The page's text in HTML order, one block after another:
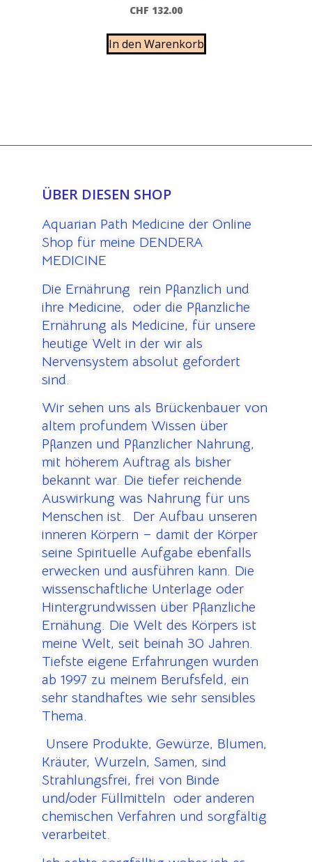
CHF 132.00
In den Warenkorb
ÜBER DIESEN SHOP
Aquarian Path Medicine der Online
Shop für meine DENDERA
MEDICINE
Die Ernährung rein Pflanzlich und
ihre Medicine, oder die Pflanzliche
Ernährung als Medicine, für unsere
heutige Welt in der wir als
Nervensystem absolut gefordert
sind.
Wir sehen uns als Brückenbauer von
altem profundem Wissen über
Pflanzen und Pflanzlicher Nahrung,
mit höherem Auftrag als bisher
bekannt war. Die tiefer reichende
Auswirkung was Nahrung für uns
Menschen ist. Der Aufbau unseren
inneren Körpern – damit der Körper
seine Spirituelle Aufgabe ebenfalls
erwecken und ausführen kann. Die
wissenschaftliche Unterlage oder
Hintergrundwissen über Pflanzliche
Ernähung. Die Welt des Körpers ist
meine Welt, seit beinah 30 Jahren.
Tiefste eigene Erfahrungen wurden
ab 1997 zu meinem Berufsfeld, ein
sehr standhaftes wie sehr sensibles
Thema.
Unsere Produkte, Gewürze, Blumen,
Kräuter, Wurzeln, Samen, sind
Strahlungsfrei, frei von Binde
und/oder Füllmitteln oder anderen
chemischen Verfahren und sorgfältig
verarbeitet.